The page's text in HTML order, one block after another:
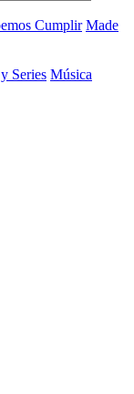
Cumplir Made
Series Música